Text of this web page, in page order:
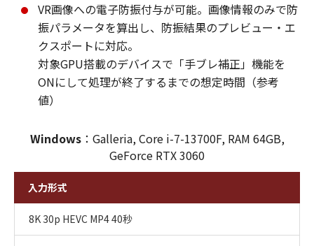
VR画像への電子防振付与が可能。画像情報のみで防
振パラメータを算出し、防振結果のプレビュー・エ
クスポートに対応。
対象GPU搭載のデバイスで「手ブレ補正」機能を
ONにして処理が終了するまでの想定時間（参考
値）
Windows：Galleria, Core i-7-13700F, RAM 64GB,
GeForce RTX 3060
入力形式
8K 30p HEVC MP4 40秒